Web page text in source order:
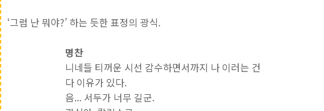
‘그럼 난 뭐야?’ 하는 듯한 표정의 광식.
명찬
니네들 티꺼운 시선 감수하면서까지 나 이러는 건
다 이유가 있다.
음... 서두가 너무 길군.